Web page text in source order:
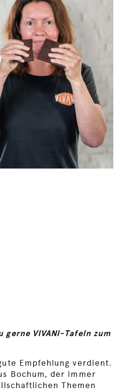
VIVANI-Tafeln zum
Empfehlung verdient.
Bochum, der immer
Themen